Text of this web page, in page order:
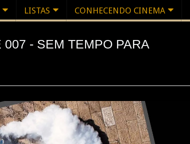
LISTAS CONHECENDO CINEMA
- SEM TEMPO PARA